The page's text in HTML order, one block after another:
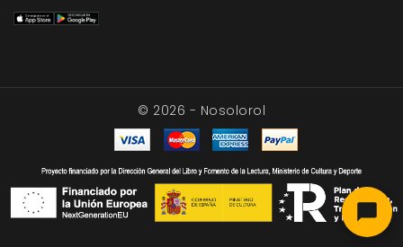
© 2026 - Nosolorol